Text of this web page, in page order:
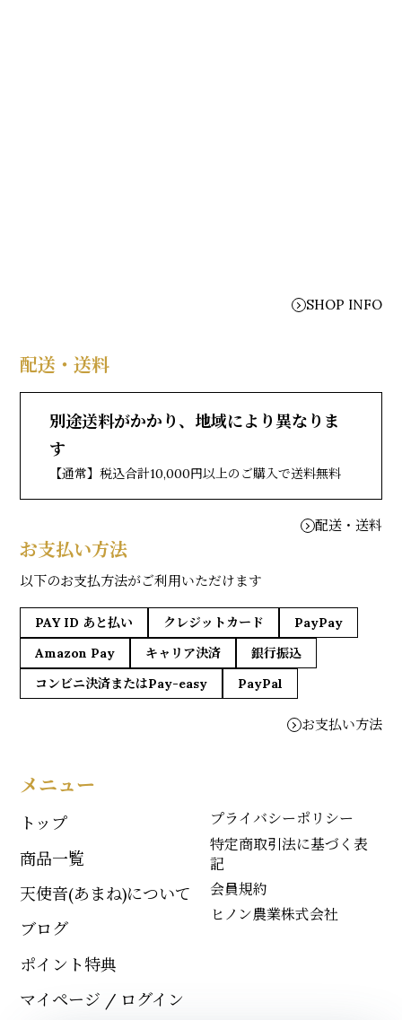
SHOP INFO
配送・送料
別途送料がかかり、地域により異なりま
す
【通常】税込合計10,000円以上のご購入で送料無料
配送・送料
お支払い方法
以下のお支払方法がご利用いただけます
PAY ID あと払い クレジットカード
PayPay
Amazon Pay
キャリア決済
銀行振込
コンビニ決済またはPay-easy
PayPal
お支払い方法
メニュー
トップ
商品一覧
天使音(あまね)について
ブログ
ポイント特典
マイページ / ログイン
プライバシーポリシー
特定商取引法に基づく表
記
会員規約
ヒノン農業株式会社